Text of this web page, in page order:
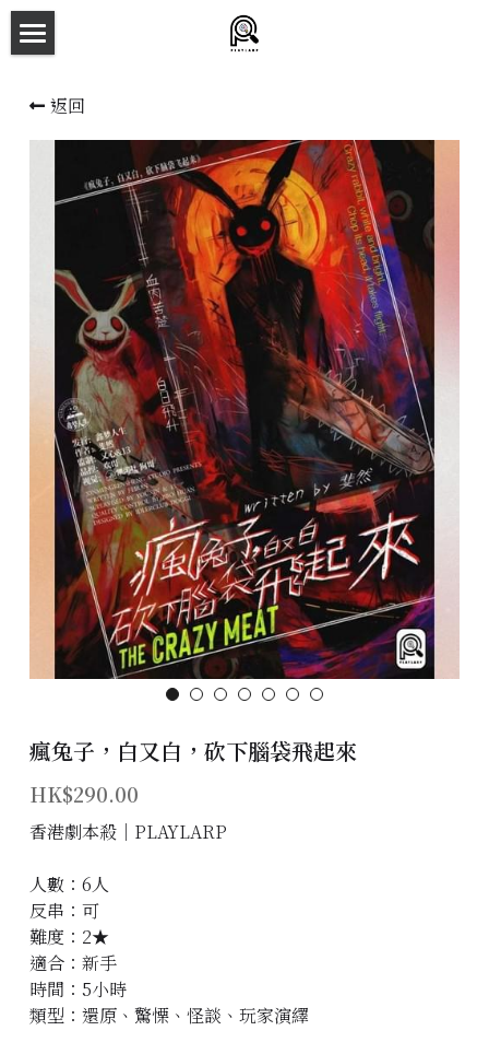
新本預告
主持人檔案
劇本相冊
拼團快團群組
劇本殺介紹
新手須知
預約方法
主題房間
會員優惠
學生優惠
主持/劇本招募
到址及團建服務
傳媒報道
聯絡我們
Instagram
搜索
立即預約
返回
瘋兔子，白又白，砍下腦袋飛起來
HK$290.00
香港劇本殺│PLAYLARP
人數：6人
反串：可
難度：2★
適合：新手
時間：5小時
類型：還原、驚慄、怪談、玩家演繹
商品分類
所有商品分類